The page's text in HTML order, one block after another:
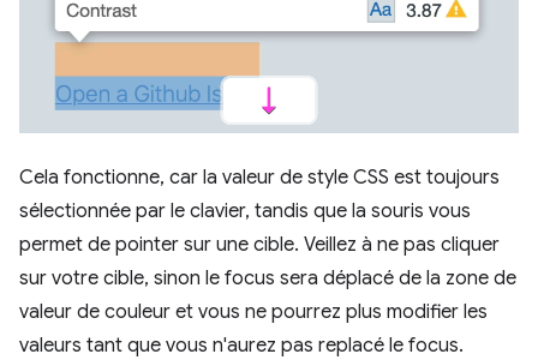
Cela fonctionne, car la valeur de style CSS est toujours
sélectionnée par le clavier, tandis que la souris vous
permet de pointer sur une cible. Veillez à ne pas cliquer
sur votre cible, sinon le focus sera déplacé de la zone de
valeur de couleur et vous ne pourrez plus modifier les
valeurs tant que vous n'aurez pas replacé le focus.